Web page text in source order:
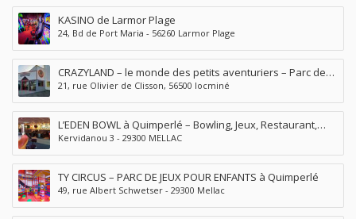
KASINO de Larmor Plage
24, Bd de Port Maria - 56260 Larmor Plage
CRAZYLAND – le monde des petits aventuriers – Parc de
jeux à Locminé
21, rue Olivier de Clisson, 56500 locminé
L’EDEN BOWL à Quimperlé – Bowling, Jeux, Restaurant,
Bar, Pizzéria, Soirées musicales
Kervidanou 3 - 29300 MELLAC
TY CIRCUS – PARC DE JEUX POUR ENFANTS à Quimperlé
49, rue Albert Schwetser - 29300 Mellac